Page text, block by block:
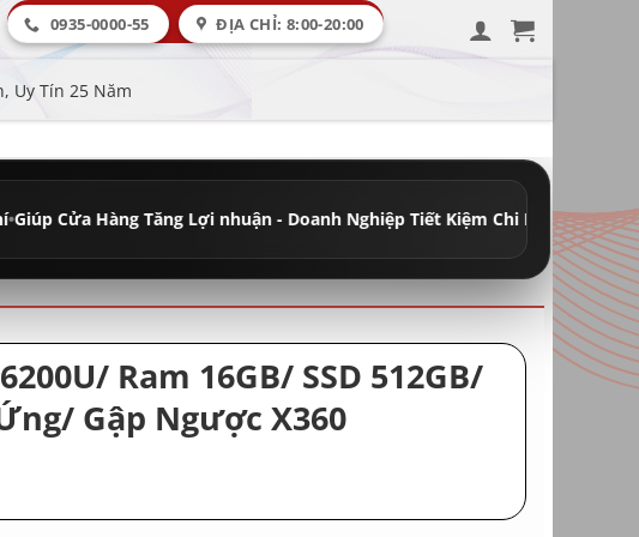
0935-0000-55 ĐỊA CHỈ: 8:00-20:00
Uy Tín 25 Năm
Tăng Lợi nhuận - Doanh Nghiệp Tiết Kiệm Chi Phí• Đầy Đủ Máy Học Tập -
Ram 16GB/ SSD 512GB/
Gập Ngược X360